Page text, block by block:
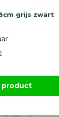
grijs zwart
product